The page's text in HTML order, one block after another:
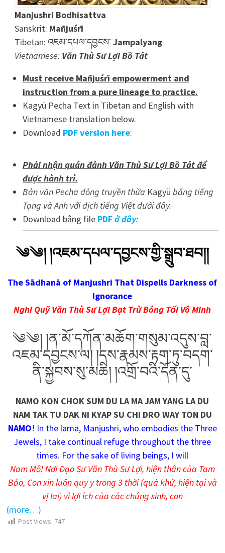
Manjushri Bodhisattva
Sanskrit: Mañjuśrī
Tibetan: འཇམ་དཔལ་དབྱངས་ Jampalyang
Vietnamese:Văn Thù Sư Lợi Bồ Tát
Must receive Mañjuśrī empowerment and
instruction from a pure lineage to practice.
Kagyü Pecha Text in Tibetan and English with
Vietnamese translation below.
Download PDF version here:
Phải nhận quán đảnh Văn Thù Sư Lợi Bồ Tát để
được hành trì.
Bản văn Pecha dòng truyền thừa Kagyü bằng tiếng
Tạng và Anh với dịch tiếng Việt dưới đây.
Download bằng file PDFở đây:
༄༄། །འཇམ་དཔལ་དབྱངས་གྱི་སྒྲུབ་ཐབ།།
The Sādhanā of Manjushri That Dispells Darkness of
Ignorance
Nghi Quỹ Văn Thù Sư Lợi Bạt Trừ Bóng Tối Vô Minh
༄༄། །ན་མོ་དཀོན་མཆོག་གསུམ་འདུས་བླ་
འཇམ་དབྱངས་ལ། །དས་རྣམས་རྟག་ཏུ་བདག་
ནི་སྐྱབས་སུ་མཆི། །འགྲོ་བའི་དོན་དུ་
NAMO KON CHOK SUM DU LA MA JAM YANG LA DU
NAM TAK TU DAK NI KYAP SU CHI DRO WAY TON DU
NAMO! In the lama, Manjushri, who embodies the Three
Jewels, I take continual refuge throughout the three
times. For the sake of living beings, I will
Nam Mô! Nơi Đạo Sư Văn Thù Sư Lợi, hiện thân của Tam
Bảo, Con xin luôn quy y trong 3 thời (quá khứ, hiện tại và
vị lai) vì lợi ích của các chúng sinh, con
(more…)
Post Views: 747